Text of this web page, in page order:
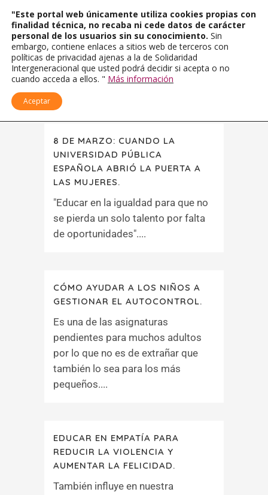
8 DE MARZO: CUANDO LA
UNIVERSIDAD PÚBLICA
ESPAÑOLA ABRIÓ LA PUERTA A
LAS MUJERES.
"Educar en la igualdad para que no
se pierda un solo talento por falta
de oportunidades"....
CÓMO AYUDAR A LOS NIÑOS A
GESTIONAR EL AUTOCONTROL.
Es una de las asignaturas
pendientes para muchos adultos
por lo que no es de extrañar que
también lo sea para los más
pequeños....
EDUCAR EN EMPATÍA PARA
REDUCIR LA VIOLENCIA Y
AUMENTAR LA FELICIDAD.
También influye en nuestra
"Este portal web únicamente utiliza cookies propias con
finalidad técnica, no recaba ni cede datos de carácter
personal de los usuarios sin su conocimiento. Sin
embargo, contiene enlaces a sitios web de terceros con
políticas de privacidad ajenas a la de Solidaridad
Intergeneracional que usted podrá decidir si acepta o no
cuando acceda a ellos. " Más información
Aceptar